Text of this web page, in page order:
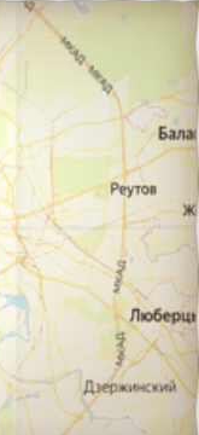
из города